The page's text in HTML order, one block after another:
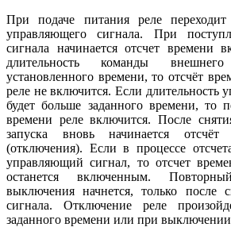
При подаче питания реле
управляющего сигнала. При
сигнала начинается отсчет времени
длительность команды
установленного времени, то отсчёт
реле не включится. Если длительность
будет больше заданного времени, то
времени реле включится. После
запуска вновь начинается отсчёт
(отключения). Если в процессе
управляющий сигнал, то отсчет
останется включенным.
выключения начнется, только после
сигнала. Отключение реле
заданного времени или при